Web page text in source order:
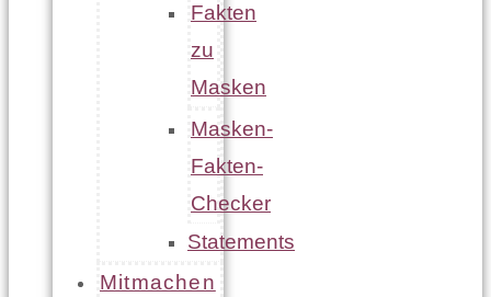
Fakten
zu
Masken
Masken-
Fakten-
Checker
Statements
Mitmachen